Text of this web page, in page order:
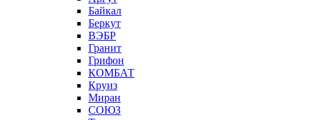
Байкал
Беркут
ВЭБР
Гранит
Грифон
КОМБАТ
Круиз
Миран
СОЮЗ